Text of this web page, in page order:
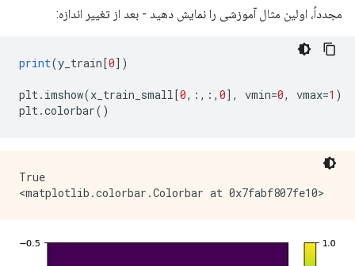
مجدداً، اولین مثال آموزشی را نمایش دهید - بعد از تغییر اندازه:
print(y_train[0])
plt. imshow(x_train_small[0,:,:, 0], vmin=0, vmax=1 )
plt.colorbar()
True